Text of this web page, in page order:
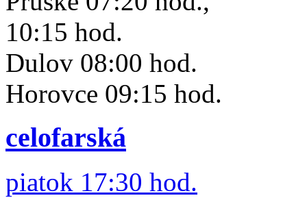
10:15 hod.
Dulov 08:00 hod.
Horovce 09:15 hod.
celofarská
piatok 17:30 hod.